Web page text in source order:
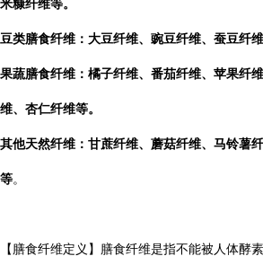
米糠纤维等。
豆类膳食纤维：大豆纤维、豌豆纤维、蚕豆纤维
果蔬膳食纤维：橘子纤维、番茄纤维、苹果纤
维、杏仁纤维等。
其他天然纤维：甘蔗纤维、蘑菇纤维、马铃薯
等。
【膳食纤维定义】膳食纤维是指不能被人体酵